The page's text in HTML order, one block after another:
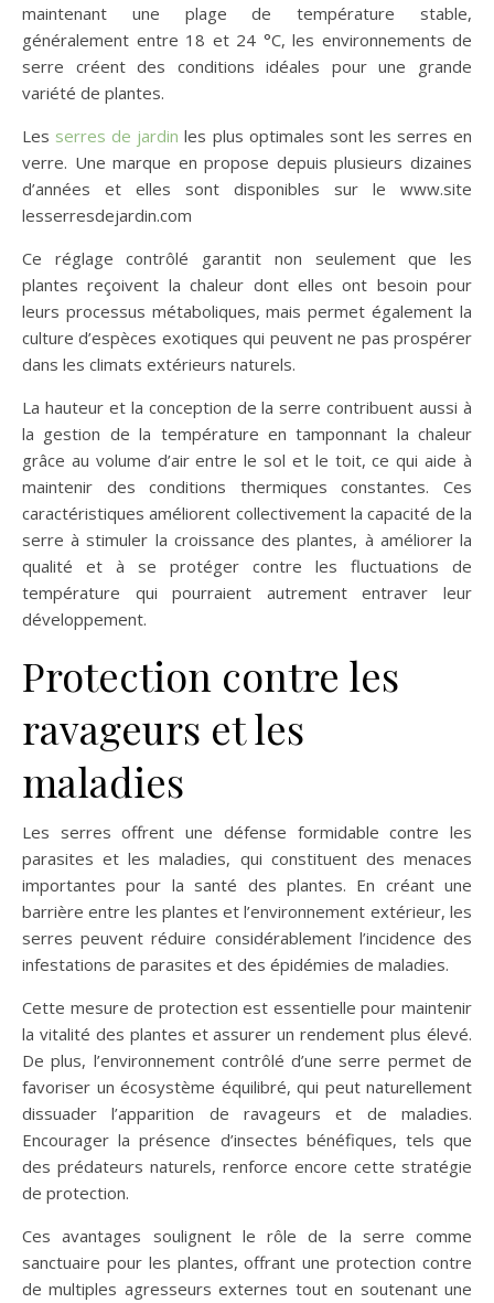
maintenant une plage de température stable,
généralement entre 18 et 24 °C, les environnements de
serre créent des conditions idéales pour une grande
variété de plantes.
Les serres de jardin les plus optimales sont les serres en
verre. Une marque en propose depuis plusieurs dizaines
d’années et elles sont disponibles sur le www.site
lesserresdejardin.com
Ce réglage contrôlé garantit non seulement que les
plantes reçoivent la chaleur dont elles ont besoin pour
leurs processus métaboliques, mais permet également la
culture d’espèces exotiques qui peuvent ne pas prospérer
dans les climats extérieurs naturels.
La hauteur et la conception de la serre contribuent aussi à
la gestion de la température en tamponnant la chaleur
grâce au volume d’air entre le sol et le toit, ce qui aide à
maintenir des conditions thermiques constantes. Ces
caractéristiques améliorent collectivement la capacité de la
serre à stimuler la croissance des plantes, à améliorer la
qualité et à se protéger contre les fluctuations de
température qui pourraient autrement entraver leur
développement.
Protection contre les
ravageurs et les
maladies
Les serres offrent une défense formidable contre les
parasites et les maladies, qui constituent des menaces
importantes pour la santé des plantes. En créant une
barrière entre les plantes et l’environnement extérieur, les
serres peuvent réduire considérablement l’incidence des
infestations de parasites et des épidémies de maladies.
Cette mesure de protection est essentielle pour maintenir
la vitalité des plantes et assurer un rendement plus élevé.
De plus, l’environnement contrôlé d’une serre permet de
favoriser un écosystème équilibré, qui peut naturellement
dissuader l’apparition de ravageurs et de maladies.
Encourager la présence d’insectes bénéfiques, tels que
des prédateurs naturels, renforce encore cette stratégie
de protection.
Ces avantages soulignent le rôle de la serre comme
sanctuaire pour les plantes, offrant une protection contre
de multiples agresseurs externes tout en soutenant une